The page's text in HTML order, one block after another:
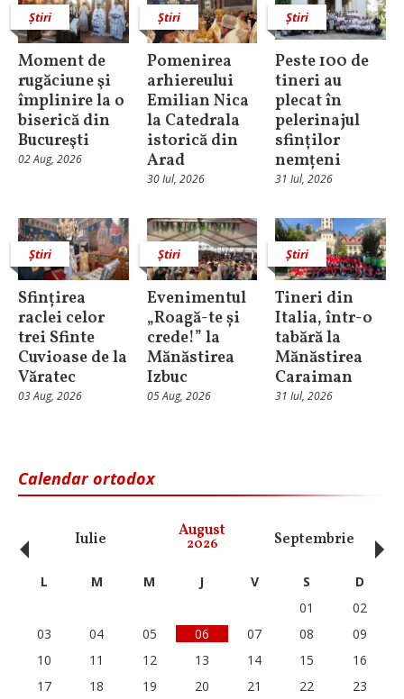
Știri
Moment de
rugăciune şi
împlinire la o
biserică din
Bucureşti
02 Aug, 2026
Știri
Pomenirea
arhiereului
Emilian Nica
la Catedrala
istorică din
Arad
30 Iul, 2026
Știri
Peste 100 de
tineri au
plecat în
pelerinajul
sfinților
nemțeni
31 Iul, 2026
Știri
Sfințirea
raclei celor
trei Sfinte
Cuvioase de la
Văratec
03 Aug, 2026
Știri
Evenimentul
„Roagă-te și
crede!” la
Mănăstirea
Izbuc
05 Aug, 2026
Știri
Tineri din
Italia, într-o
tabără la
Mănăstirea
Caraiman
31 Iul, 2026
Calendar ortodox
Iulie August
2026 Septembrie
‹ L M M J V S
D
01
02
03
04 05 06 07 08
09
10
11 12 13 14 15
16
17
18 19 20 21 22
23